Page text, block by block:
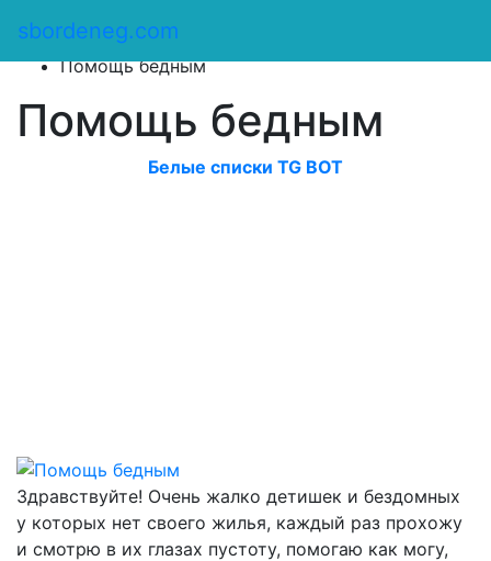
sbordeneg.com
Оказать помощь
Помощь бедным
Помощь бедным
Белые списки TG BOT
Здравствуйте! Очень жалко детишек и бездомных
у которых нет своего жилья, каждый раз прохожу
и смотрю в их глазах пустоту, помогаю как могу,